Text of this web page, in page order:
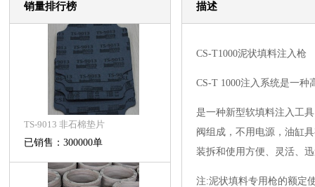
销量排行榜
TS-9013 非石棉垫片
已销售：300000单
描述
CS-T1000泥状填料注入枪
CS-T 1000注入系统是一
是一种新型软填料注入工
阀组成，不用电源，油缸
装拆和使用方便、灵活、
注:泥状填料专用枪的额定